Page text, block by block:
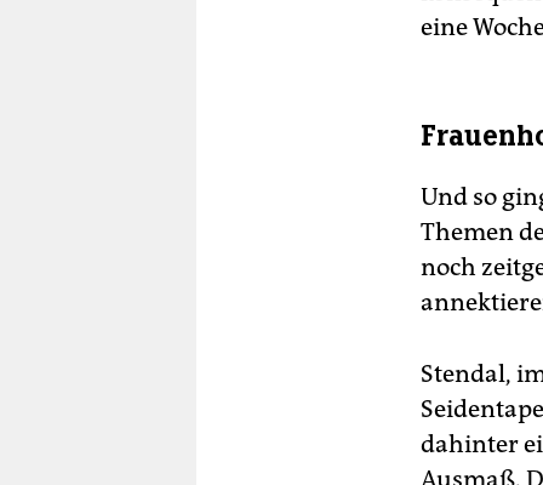
eine
Und so
Themen
noch
Stendal,
dahinter
Ausmaß.